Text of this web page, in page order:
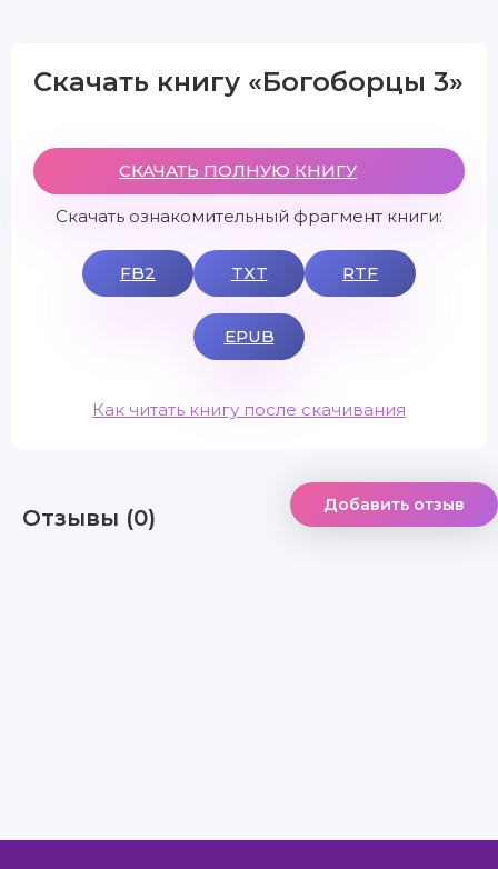
Скачать книгу «Богоборцы 3»
СКАЧАТЬ ПОЛНУЮ КНИГУ
Скачать ознакомительный фрагмент книги:
FB2 TXT RTF
EPUB
Как читать книгу после скачивания
Отзывы (0) Добавить отзыв